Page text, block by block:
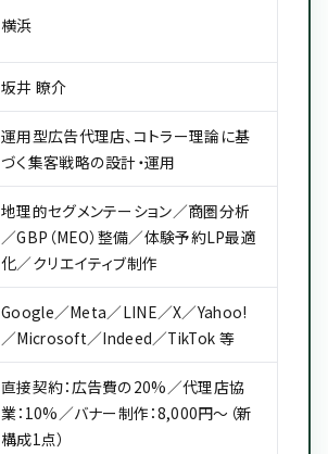
横浜
坂井 瞭介
運用型広告代理店、コトラー理論に基
づく集客戦略の設計・運用
地理的セグメンテーション／商圏分析
／GBP（MEO）整備／体験予約LP最適
化／クリエイティブ制作
Google／Meta／LINE／X／Yahoo!
／Microsoft／Indeed／TikTok 等
直接契約：広告費の20%／代理店協
業：10%／バナー制作：8,000円〜（新
構成1点）